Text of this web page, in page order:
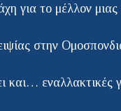
για το μέλλον μιας
στην
και… εναλλακτικές